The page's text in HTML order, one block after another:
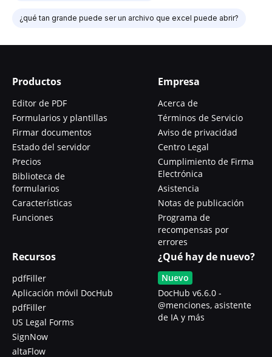
¿qué tan grande puede ser un archivo que excel puede abrir?
Productos
Editor de PDF
Formularios y plantillas
Firmar documentos
Estado del servidor
Precios
Biblioteca de
formularios
Características
Funciones
Empresa
Acerca de
Términos de Servicio
Aviso de privacidad
Centro Legal
Cumplimiento de Firma
Electrónica
Asistencia
Notas de publicación
Programa de
recompensas por
errores
Recursos
pdfFiller
Aplicación móvil DocHub
pdfFiller
US Legal Forms
SignNow
altaFlow
¿Qué hay de nuevo?
Nuevo
DocHub v6.6.0 -
@menciones, asistente
de IA y más